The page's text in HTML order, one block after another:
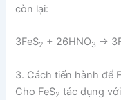
còn lại:
3FeS2 + 26HNO3 →
3. Cách tiến hành để
Cho FeS2 tác dụng